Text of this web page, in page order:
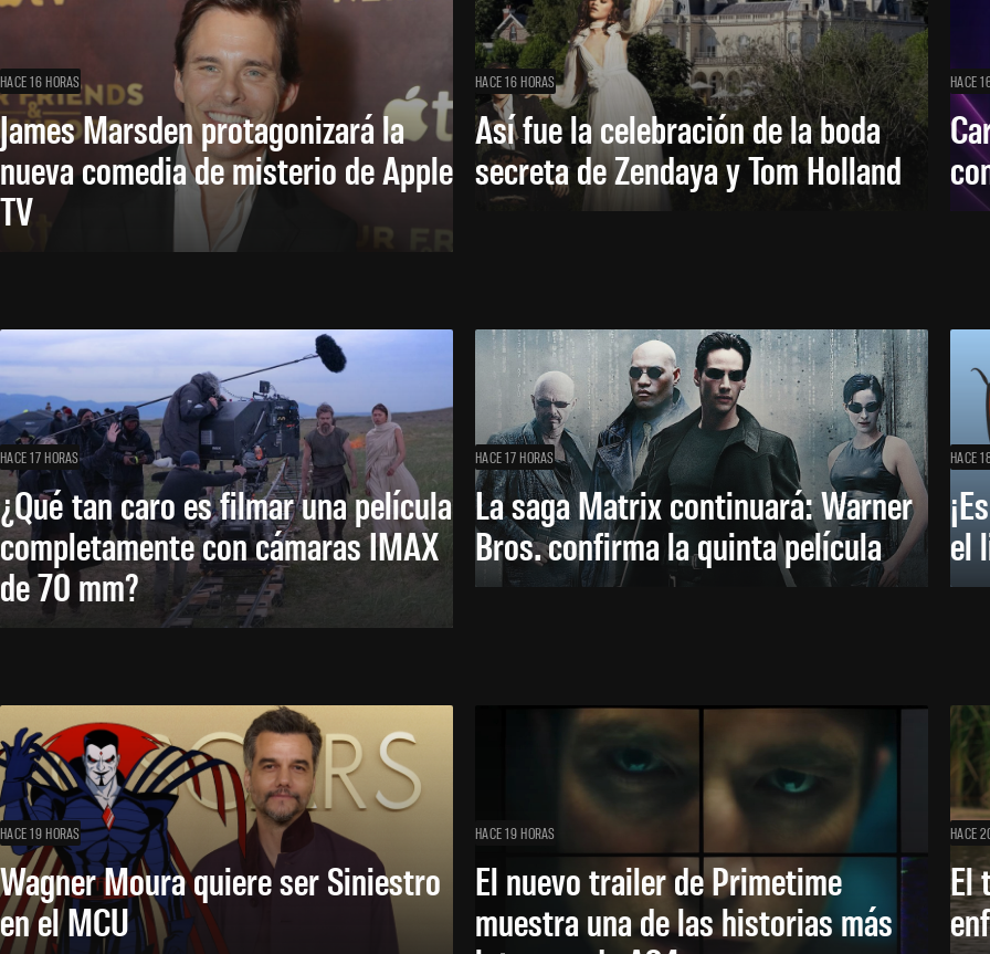
HACE 16 HORAS
James Marsden protagonizará la
nueva comedia de misterio de Apple
TV
HACE 16 HORAS
Así fue la celebración de la boda
secreta de Zendaya y Tom Holland
HACE
HACE 17 HORAS
¿Qué tan caro es filmar una película
completamente con cámaras IMAX
de 70 mm?
HACE 17 HORAS
La saga Matrix continuará: Warner
Bros. confirma la quinta película
HACE
el
HACE 19 HORAS
Wagner Moura quiere ser Siniestro
en el MCU
HACE 19 HORAS
El nuevo trailer de Primetime
muestra una de las historias más
HACE
El